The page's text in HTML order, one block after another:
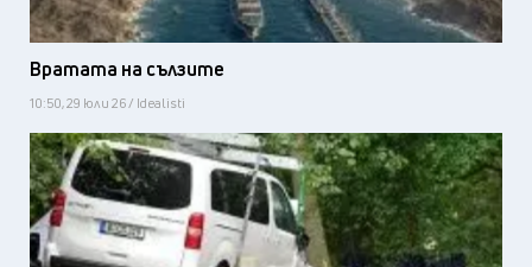
Вратата на сълзите
10:50, 29 юли 26 / Idealisti